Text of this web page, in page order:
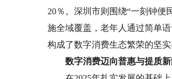
20％。深圳市则围绕“一刻钟便
施全域覆盖，老年人通过简单
构成了数字消费生态繁荣的坚
数字消费迈向普惠与提质